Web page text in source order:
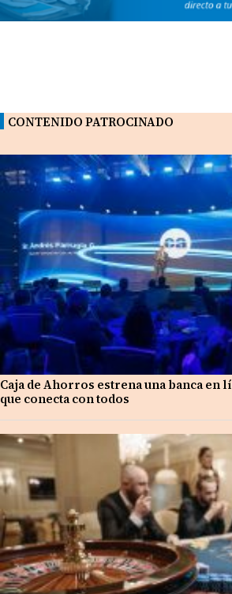
CONTENIDO PATROCINADO
Caja de Ahorros estrena una banca en
que conecta con todos